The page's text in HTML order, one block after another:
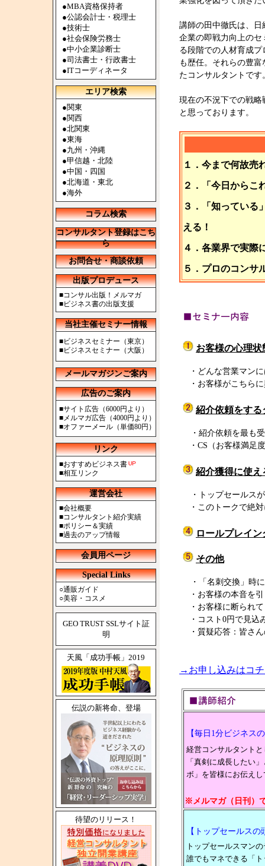
●MBA資格保持者
●公認会計士・税理士
●技術士
●社会保険労務士
●中小企業診断士
●司法書士・行政書士
●ITコーディネータ
エリア検索
●関東
●関西
●北関東
●東海
●九州・沖縄
●甲信越・北陸
●中国・四国
●北海道・東北
●海外
コラム検索
コンサルタント登録はこち
ら
お問合せ・商談依頼
出版プロデュース
■コンサル出版！メルマガ
■ビジネス書の出版支援
当社主催セミナー情報
■ビジネスセミナー（東京）
■ビジネスセミナー（大阪）
メールマガジンご案内
広告のご案内
■サイト広告（6000円より）
■メルマガ広告（4000円より）
■オファーメール（単価80円）
リンク
■おすすめビジネス書
■相互リンク
運営会社
■会社概要
■コンサルタント紹介実績
■ポリシー＆実績
■過去のアップ情報
会員用ページ
Special Links
○通販ガイド
○美容・コスメ
GEO TRUST SSLサイト証
明
天風「成功手帳」2019
伝説の新将命、登場
待望のリリース！
講師の田中徹氏は、
企業の即戦力向上の
る段階での人材育成
も歴任。それらの豊
たコンサルタントです
現在の不況下での戦
と思っております。
１．今まで何故売
２．「今日からこ
３．「知っている
える！
４．各業界で実際
５．プロのコンサ
お客様の心理
・どんな営業マンに
・お客様がこちらに
紹介依頼をす
・紹介依頼を最も
・CS（お客様満足
紹介獲得に使
・トップセールス
・このトークで絶対
ロールプレイ
その他
・「名刺交換」時
・お客様の本音を引
・お客様に断られて
・コスト0円で見込
・質疑応答：皆さん
→お申し込みはコ
【毎日1分ビジネス
経営コンサルタント
「真剣に成長したい
ボ」を皆様にお伝え
※メルマガ（日刊）
【トップセールスの
トップセールスマン
誰でもマネできる「